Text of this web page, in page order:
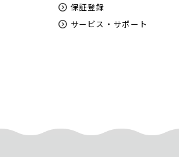
保証登録
サービス・サポート